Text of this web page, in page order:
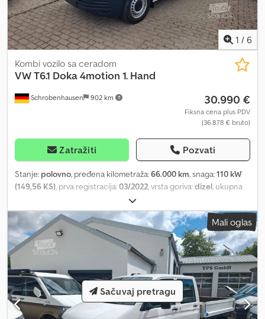
1 / 6
Schrobenhausen 902 km
Kombi vozilo sa ceradom
VWT6.1 Doka 4motion 1. Hand
30.990 €
Fiksna cena plus PDV
(36.878 € bruto)
Zatražiti Pozvati
Stanje: polovno, pređena kilometraža:66.000 km, snaga:110 kW
(149,56 KS) , prva registracija:03/2022 , vrsta goriva:dizel , ukupna
, sledeća inspekcija (TÜV):
prenosa:mehanički, emisioni razred:Euro 6, broj sedišta:6,
Oprema:ABS, centralno zaključavanje, elektronski program
stabilnosti (ESP), filter za čađ, grejač za parkiranje, klima uređaj,
pogon na sve točkove
, Daljinsko upravljanje, grejani spoljni
retrovizori, radio, cerada sa ramom, mogućnost Apple Car Play,
isporuka širom zemlje 295 EUR + PDV, garancija i probna vožnja
mogući. Br: 032 Radno vreme: pon-pet 8.00-12.00 i 13.30-17.00,
subotom 9.00-11.30. Više vozila na: Dedpfx Aheztg U Es Eeck
Mali oglas
Sačuvaj pretragu